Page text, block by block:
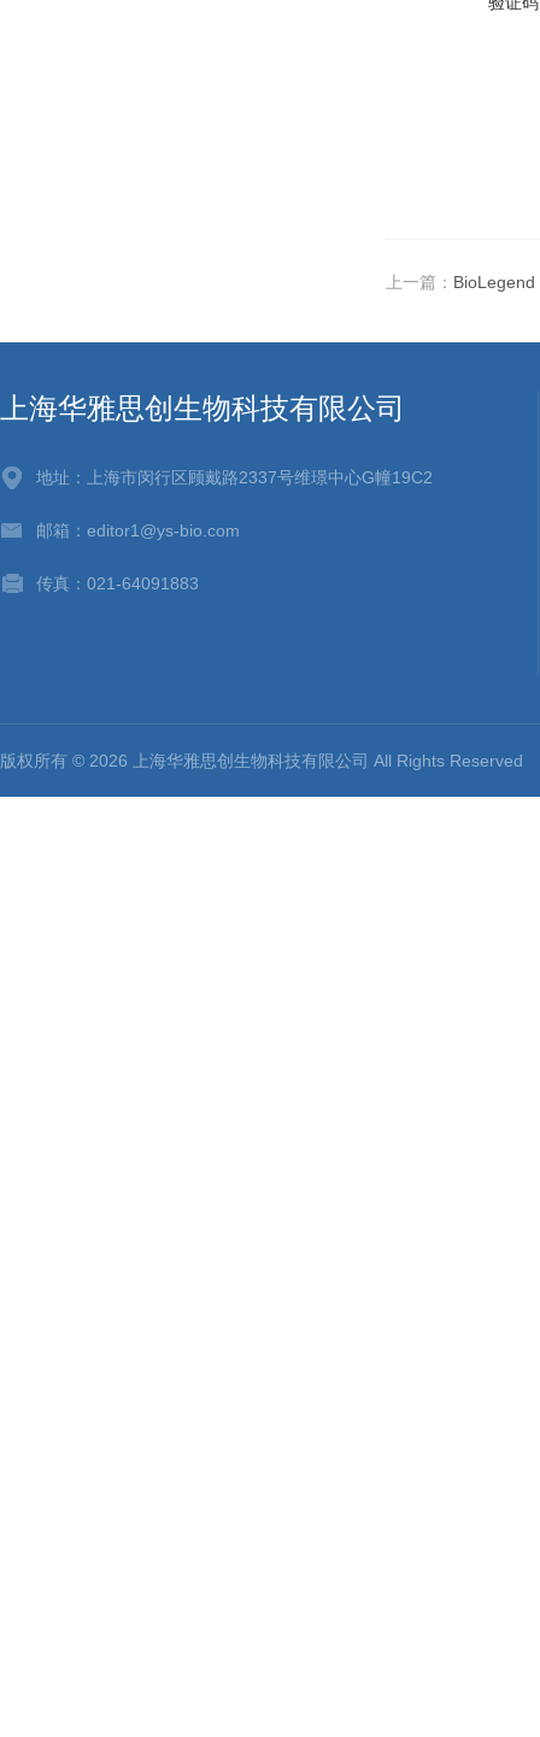
上一篇：
上海华雅思创生物科技有限公司
地址：上海市闵行区顾戴路2337号维璟中心G幢19C2
邮箱：editor1@ys-bio.com
传真：021-64091883
版权所有 © 2026 上海华雅思创生物科技有限公司 All Rights